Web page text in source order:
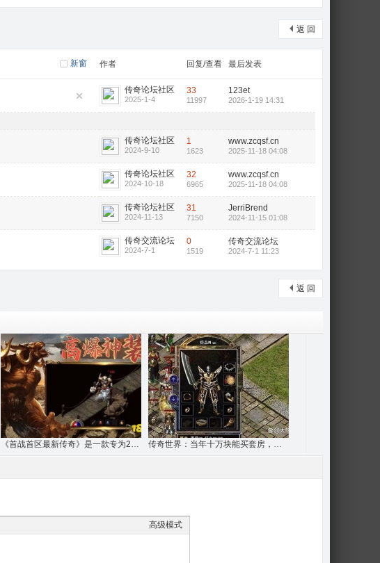
返 回
新窗 作者 回复/查看 最后发表
传奇论坛社区
2025-1-4
33
11997
123et
2026-1-19 14:31
传奇论坛社区
2024-9-10
1
1623
www.zcqsf.cn
2025-11-18 04:08
传奇论坛社区
2024-10-18
32
6965
www.zcqsf.cn
2025-11-18 04:08
传奇论坛社区
2024-11-13
31
7150
JerriBrend
2024-11-15 01:08
传奇交流论坛
2024-7-1
0
1519
传奇交流论坛
2024-7-1 11:23
返 回
《首战首区最新传奇》是一款专为2026年传奇 传奇世界：当年十万块能买套房，他们却只买
高级模式